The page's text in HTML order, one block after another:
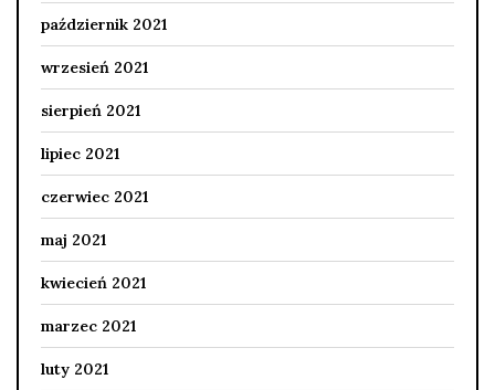
październik 2021
wrzesień 2021
sierpień 2021
lipiec 2021
czerwiec 2021
maj 2021
kwiecień 2021
marzec 2021
luty 2021